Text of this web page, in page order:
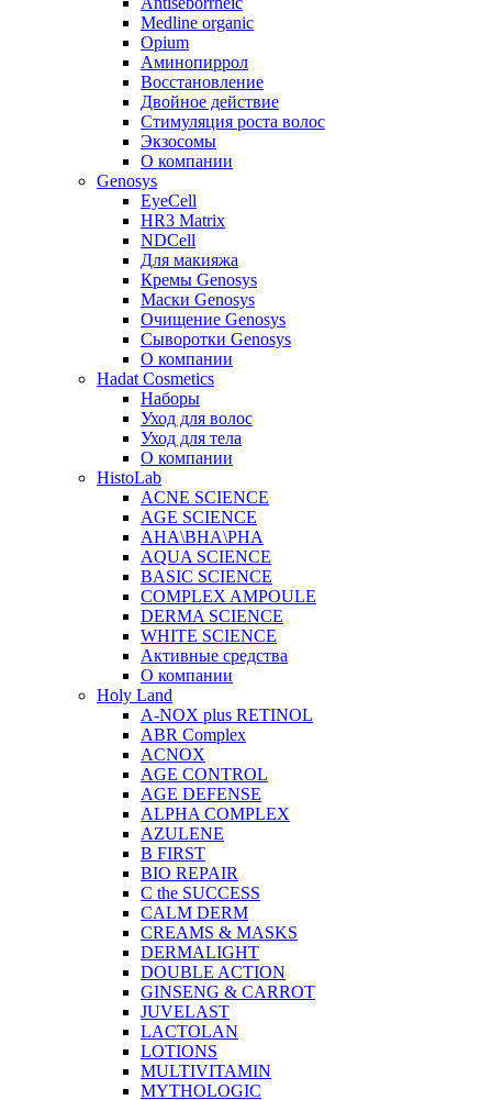
Medline organic
Opium
Аминопиррол
Восстановление
Двойное действие
Стимуляция роста волос
Экзосомы
О компании
Genosys
EyeCell
HR3 Matrix
NDCell
Для макияжа
Кремы Genosys
Маски Genosys
Очищение Genosys
Сыворотки Genosys
О компании
Hadat Cosmetics
Наборы
Уход для волос
Уход для тела
О компании
HistoLab
ACNE SCIENCE
AGE SCIENCE
AHA\BHA\PHA
AQUA SCIENCE
BASIC SCIENCE
COMPLEX AMPOULE
DERMA SCIENCE
WHITE SCIENCE
Активные средства
О компании
Holy Land
A-NOX plus RETINOL
ABR Complex
ACNOX
AGE CONTROL
AGE DEFENSE
ALPHA COMPLEX
AZULENE
B FIRST
BIO REPAIR
C the SUCCESS
CALM DERM
CREAMS & MASKS
DERMALIGHT
DOUBLE ACTION
GINSENG & CARROT
JUVELAST
LACTOLAN
LOTIONS
MULTIVITAMIN
MYTHOLOGIC